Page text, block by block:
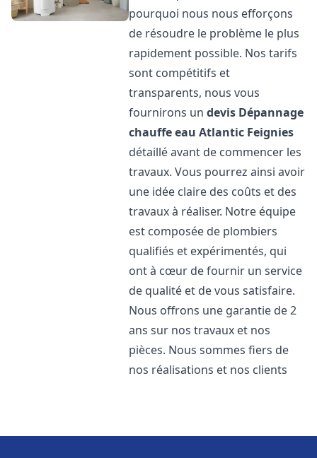
pourquoi nous nous efforçons
de résoudre le problème le plus
rapidement possible. Nos tarifs
sont compétitifs et
transparents, nous vous
fournirons undevis Dépannage
chauffe eau Atlantic Feignies
détaillé avant de commencer les
travaux. Vous pourrez ainsi avoir
une idée claire des coûts et des
travaux à réaliser. Notre équipe
est composée de plombiers
qualifiés et expérimentés, qui
ont à cœur de fournir un service
de qualité et de vous satisfaire.
Nous offrons une garantie de 2
ans sur nos travaux et nos
pièces. Nous sommes fiers de
nos réalisations et nos clients